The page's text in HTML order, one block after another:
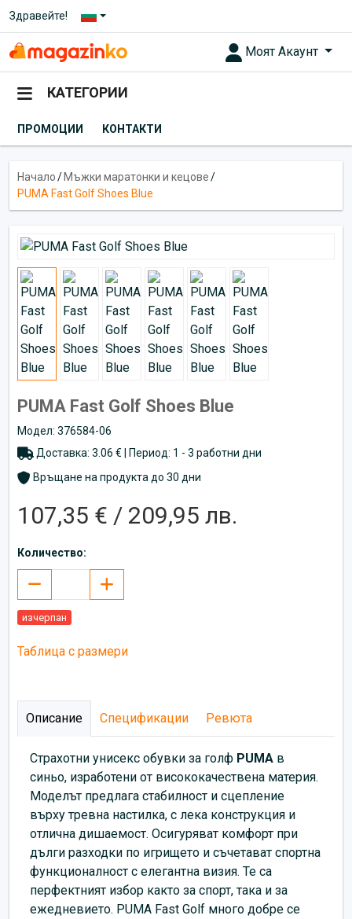
Здравейте!
Моят Акаунт
КАТЕГОРИИ
ПРОМОЦИИ КОНТАКТИ
Начало/ Мъжки маратонки и кецове/
PUMA Fast Golf Shoes Blue
PUMA Fast Golf Shoes Blue
Модел: 376584-06
Доставка: 3.06 € | Период: 1 - 3 работни дни
Връщане на продукта до 30 дни
107,35 € / 209,95 лв.
Количество:
изчерпан
Таблица с размери
Описание Спецификации Ревюта
Страхотни унисекс обувки за голф PUMA в
синьо, изработени от висококачествена материя.
Моделът предлага стабилност и сцепление
върху тревна настилка, с лека конструкция и
отлична дишаемост. Осигуряват комфорт при
дълги разходки по игрището и съчетават спортна
функционалност с елегантна визия. Те са
перфектният избор както за спорт, така и за
ежедневието. PUMA Fast Golf много добре се